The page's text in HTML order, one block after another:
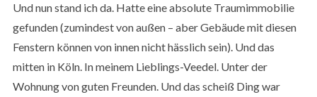
Und nun stand ich da. Hatte eine absolute Traumimmobilie
gefunden (zumindest von außen – aber Gebäude mit diesen
Fenstern können von innen nicht hässlich sein). Und das
mitten in Köln. In meinem Lieblings-Veedel. Unter der
Wohnung von guten Freunden. Und das scheiß Ding war